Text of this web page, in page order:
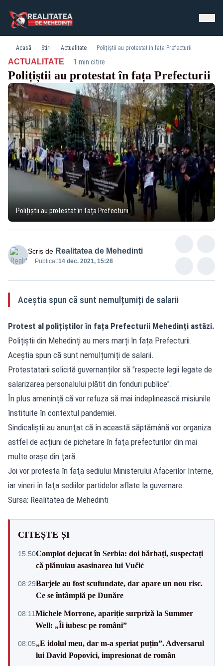
Acasă Știri Actualitate Polițiștii au protestat în fața Prefecturii
ACTUALITATE· 1 min citire
Polițiștii au protestat în fața Prefecturii
Polițiștii au protestat în fața Prefecturii
Scris de Realitatea de Mehedinti
Publicat:14 dec. 2021, 15:28
Aceștia spun că sunt nemulțumiți de salarii
Protest al polițiștilor în fața Prefecturii Mehedinți astăzi.
Polițiștii din Mehedinți au mers marți în fața Prefecturii.
Aceștia spun că sunt nemulțumiți de salarii.
Protestatarii solicită guvernanților să "respecte legii legate de
salarizarea personalului plătit din fonduri publice".
În plus amenință că vor refuza să mai îndeplinească misiunile
înstituite în contextul pandemiei.
Sindicaliştii au anunţat că în această săptămână vor organiza
astfel de acțiuni de pichetare în faţa prefecturilor din mai
multe oraşe din ţară.
Joi vor protesta în faţa sediului Ministerului Afacerilor Interne,
iar vineri în faţa sediilor partidelor aflate la guvernare.
Sursa: Realitatea de Mehedinti
CITEȘTE ȘI
15:50Complot dejucat în Serbia: doi bărbați, suspectați
că plănuiau asasinarea lui Vučić
08:29Barjele au fost scufundate, dar apare un nou risc.
Ce se întâmplă pe Dunăre
08:11Michele Morrone, apariție surpriză la Summer
Well: „Îi iubesc pe români”
08:05„E idolul meu, dar m-a speriat puțin”. Adversarul
lui David Popovici, impresionat de român